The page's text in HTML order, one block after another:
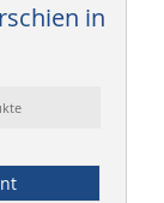
in